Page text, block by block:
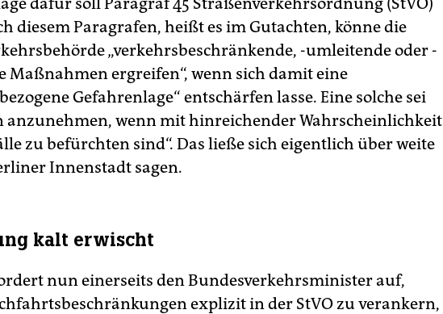
diesem Paragrafen, heißt es im Gutachten, könne die
„verkehrsbeschränkende, -umleitende oder -
Maßnahmen ergreifen“, wenn sich damit eine
Gefahrenlage“ entschärfen lasse. Eine solche sei
anzunehmen, wenn mit hinreichender Wahrscheinlichkeit
zu befürchten sind“. Das ließe sich eigentlich über weite
Innenstadt sagen.
kalt erwischt
nun einerseits den Bundesverkehrsminister auf,
explizit in der StVO zu verankern,